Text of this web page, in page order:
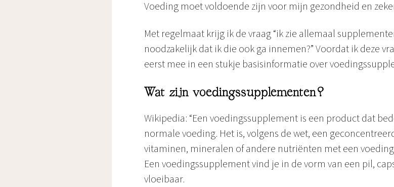
Voeding moet voldoende zijn voor mijn gezondheid en
Met regelmaat krijg ik de vraag “ik zie allemaal
noodzakelijk dat ik die ook ga innemen?” Voordat ik deze
eerst mee in een stukje basisinformatie over
Wat zijn voedingssupplementen?
Wikipedia: “Een voedingssupplement is een product dat
normale voeding. Het is, volgens de wet, een
vitaminen, mineralen of andere nutriënten met een
Een voedingssupplement vind je in de vorm van een pil,
vloeibaar.